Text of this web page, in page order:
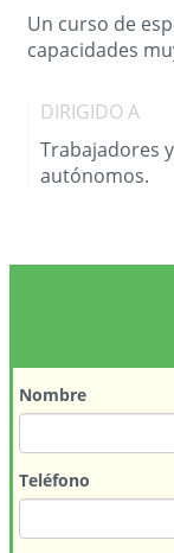
Un curso de
capacidades
DIRIGIDO A
Trabajadores y
autónomos.
Nombre
Teléfono